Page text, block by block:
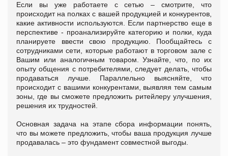
Если вы уже работаете с сетью – смотрите, что
происходит на полках с вашей продукцией и конкурентов,
какие активности используются. Если партнерство еще в
перспективе - проанализируйте категорию и полки, куда
планируете ввести свою продукцию. Пообщайтесь с
сотрудниками сети, которые работают в торговом зале с
Вашим или аналогичным товаром. Узнайте, что, по их
опыту общения с потребителями, следует делать, чтобы
продаваться лучше. Параллельно выясняйте, что
происходит с вашими конкурентами, выявляя тем самым
зоны, где вы сможете предложить ритейлеру улучшения,
решения их трудностей.
Основная задача на этапе сбора информации понять,
что вы можете предложить, чтобы ваша продукция лучше
продавалась – это фундамент совместной выгоды.